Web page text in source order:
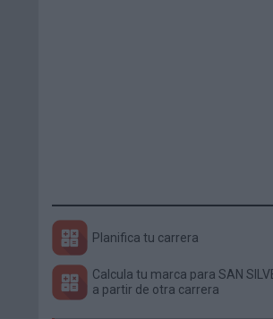
Planifica tu carrera
a partir de otra carrera